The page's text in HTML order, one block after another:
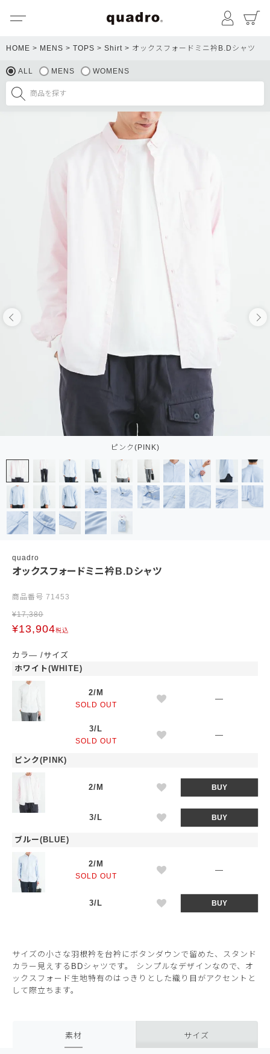
マイペ
HOME MENS TOPS Shirt オックスフォードミニ衿B.Dシャツ
ALL MENS WOMENS
ピンク(PINK)
quadro
オックスフォードミニ衿B.Dシャツ
商品番号 71453
¥17,380
¥13,904税込
カラ―
サイズ
ホワイト(WHITE)
2/M
SOLD OUT
—
3/L
SOLD OUT
—
ピンク(PINK)
2/M BUY
3/L BUY
ブルー(BLUE)
2/M
SOLD OUT
—
3/L BUY
サイズの小さな羽根衿を台衿にボタンダウンで留めた、スタンド
カラー見えするBDシャツです。 シンプルなデザインなので、オ
ックスフォード生地特有のはっきりとした織り目がアクセントと
して際立ちます。
素材 サイズ